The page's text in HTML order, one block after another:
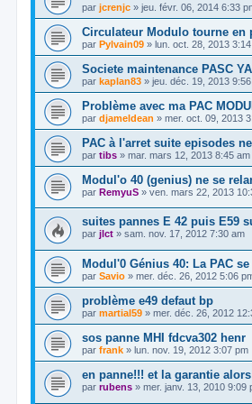
par jcrenjc» jeu. févr. 06, 2014 6:33
Circulateur Modulo tourne en
par Pylvain09» lun. oct. 28, 2013
Societe maintenance PASC
par kaplan83» jeu. déc. 19, 2013
Problème avec ma PAC
par djameldean » mer. oct. 09, 2013
PAC à l'arret suite episodes
par tibs» mar. mars 12, 2013 8:45 am
Modul'o 40 (genius) ne se
par RemyuS» ven. mars 22, 2013
suites pannes E 42 puis E59
par jlct» sam. nov. 17, 2012 7:30 am
Modul'0 Génius 40: La PAC
par Savio» mer. déc. 26, 2012 5:06
problème e49 defaut bp
par martial59» mer. déc. 26, 2012
sos panne MHI fdcva302 henr
par frank» lun. nov. 19, 2012 3:07 pm
en panne!!! et la garantie
par rubens» mer. janv. 13, 2010 9:09